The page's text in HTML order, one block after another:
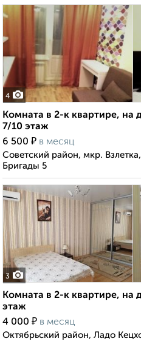
4
Комната в 2-к квартире, на
7/10 этаж
6 500 ₽ в месяц
Советский район, мкр.
Бригады 5
3
Комната в 2-к квартире, на
этаж
4 000 ₽ в месяц
Октябрьский район, Ладо